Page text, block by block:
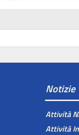
Notizie
Attività
Attività